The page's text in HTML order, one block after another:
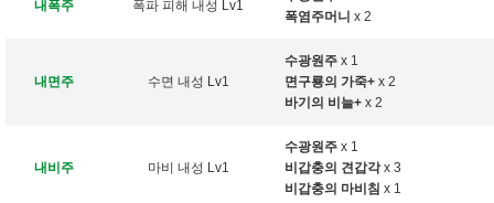
내폭주 폭파 피해 내성 Lv1
폭염주머니 x 2
내면주 수면 내성 Lv1
수광원주 x 1
면구룡의 가죽+ x 2
바기의 비늘+ x 2
내비주 마비 내성 Lv1
수광원주 x 1
비갑충의 견갑각x 3
비갑충의 마비침 x 1